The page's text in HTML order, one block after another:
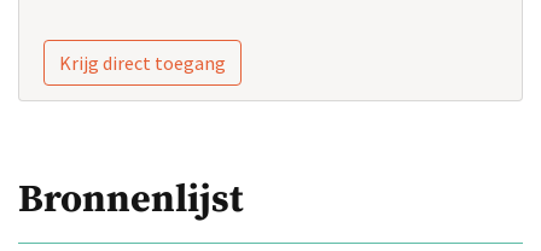
Krijg direct toegang
Bronnenlijst